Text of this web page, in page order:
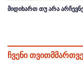
მიდიხართ თუ არა
ჩვენი